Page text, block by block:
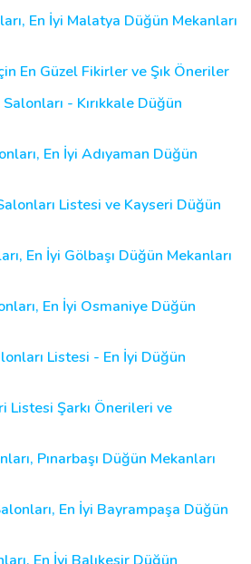
En İyi Malatya Düğün Mekanları
En Güzel Fikirler ve Şık Öneriler
- Kırıkkale Düğün
En İyi Adıyaman Düğün
Listesi ve Kayseri Düğün
En İyi Gölbaşı Düğün Mekanları
En İyi Osmaniye Düğün
Listesi - En İyi Düğün
Listesi Şarkı Önerileri ve
Pınarbaşı Düğün Mekanları
En İyi Bayrampaşa Düğün
En İyi Balıkesir Düğün